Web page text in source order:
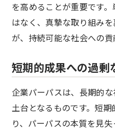
を高めることが重要です
はなく、真摯な取り組み
が、持続可能な社会への貢
短期的成果への過剰
企業パーパスは、長期的
土台となるものです。短
り、パーパスの本質を見